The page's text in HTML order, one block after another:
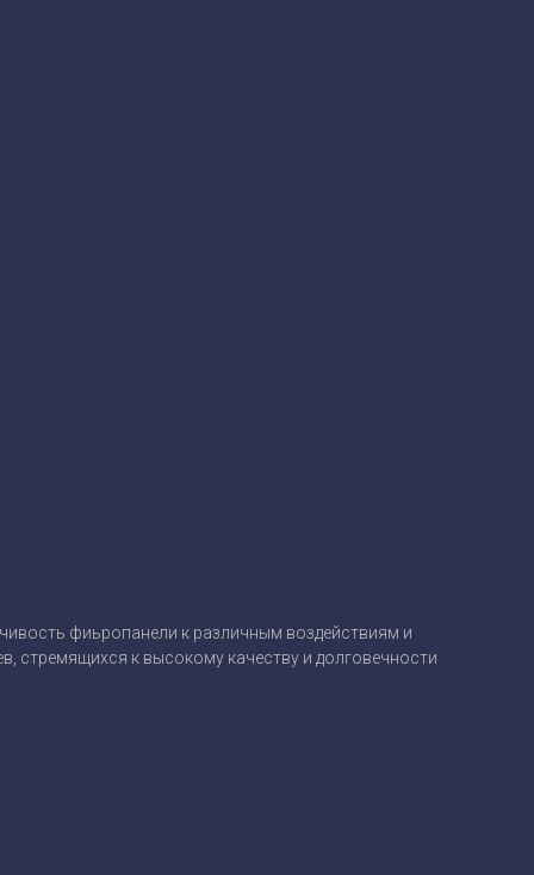
фиьропанели к различным воздействиям и
к высокому качеству и долговечности